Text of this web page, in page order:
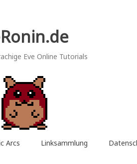
Eve Online Tutorials
Arcs Linksammlung